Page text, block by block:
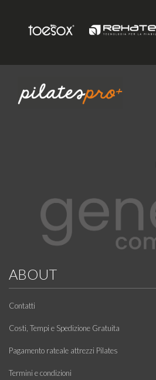
ABOUT
Contatti
Costi, Tempi e Spedizione Gratuita
Pagamento rateale attrezzi Pilates
Termini e condizioni